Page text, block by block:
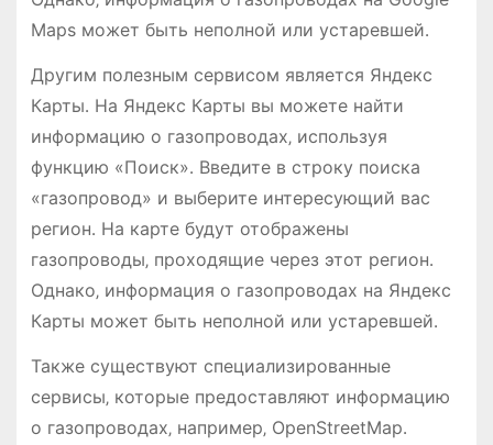
Maps может быть неполной или устаревшей․
Другим полезным сервисом является Яндекс
Карты․ На Яндекс Карты вы можете найти
информацию о газопроводах‚ используя
функцию «Поиск»․ Введите в строку поиска
«газопровод» и выберите интересующий вас
регион․ На карте будут отображены
газопроводы‚ проходящие через этот регион․
Однако‚ информация о газопроводах на Яндекс
Карты может быть неполной или устаревшей․
Также существуют специализированные
сервисы‚ которые предоставляют информацию
о газопроводах‚ например‚ OpenStreetMap․